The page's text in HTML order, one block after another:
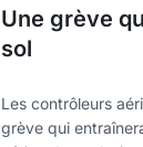
Une grève
sol
Les contrôleurs
grève qui